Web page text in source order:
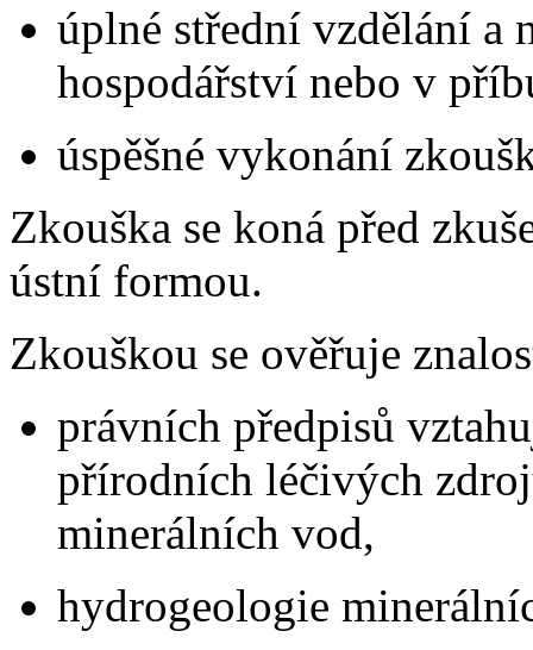
úplné střední vzdělání a
hospodářství nebo v
úspěšné vykonání
Zkouška se koná před
ústní formou.
Zkouškou se ověřuje
právních předpisů
přírodních léčivých
minerálních vod,
hydrogeologie